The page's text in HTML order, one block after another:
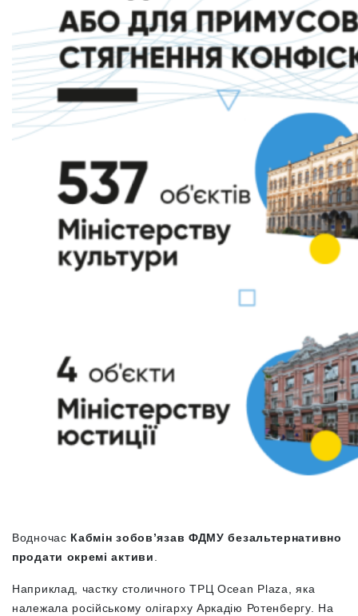
Водночас Кабмін зобов’язав ФДМУ безальтернативно
продати окремі активи
Наприклад, частку столичного ТРЦ Ocean Plaza, яка
належала російському олігарху Аркадію Ротенбергу. На